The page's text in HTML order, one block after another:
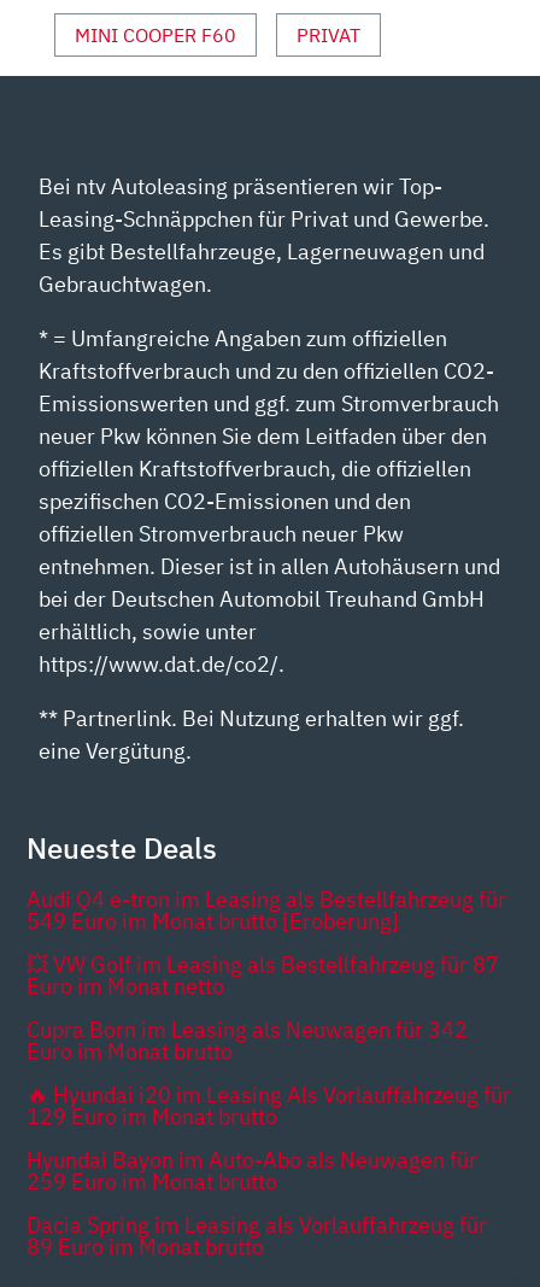
YOUTUBE
ANZEIGEN
MINI COOPER F60 PRIVAT
Bei ntv Autoleasing präsentieren wir Top-
Leasing-Schnäppchen für Privat und Gewerbe.
Es gibt Bestellfahrzeuge, Lagerneuwagen und
Gebrauchtwagen.
* = Umfangreiche Angaben zum offiziellen
Kraftstoffverbrauch und zu den offiziellen CO2-
Emissionswerten und ggf. zum Stromverbrauch
neuer Pkw können Sie dem Leitfaden über den
offiziellen Kraftstoffverbrauch, die offiziellen
spezifischen CO2-Emissionen und den
offiziellen Stromverbrauch neuer Pkw
entnehmen. Dieser ist in allen Autohäusern und
bei der Deutschen Automobil Treuhand GmbH
erhältlich, sowie unter
https://www.dat.de/co2/.
** Partnerlink. Bei Nutzung erhalten wir ggf.
eine Vergütung.
Neueste Deals
Audi Q4 e-tron im Leasing als Bestellfahrzeug für
549 Euro im Monat brutto [Eroberung]
💥 VW Golf im Leasing als Bestellfahrzeug für 87
Euro im Monat netto
Cupra Born im Leasing als Neuwagen für 342
Euro im Monat brutto
🔥 Hyundai i20 im Leasing Als Vorlauffahrzeug für
129 Euro im Monat brutto
Hyundai Bayon im Auto-Abo als Neuwagen für
259 Euro im Monat brutto
Dacia Spring im Leasing als Vorlauffahrzeug für
89 Euro im Monat brutto